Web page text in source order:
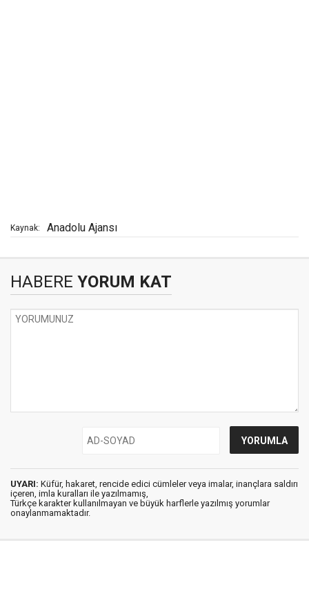
Kaynak: Anadolu Ajansı
HABERE YORUM KAT
UYARI: Küfür, hakaret, rencide edici cümleler veya imalar, inançlara saldırı
içeren, imla kuralları ile yazılmamış,
Türkçe karakter kullanılmayan ve büyük harflerle yazılmış yorumlar
onaylanmamaktadır.